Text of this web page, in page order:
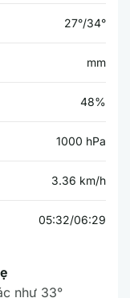
27°/34°
mm
48%
1000 hPa
3.36 km/h
05:32/06:29
như 33°